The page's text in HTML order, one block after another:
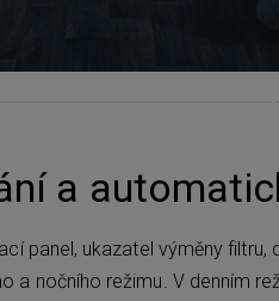
a
panel, ukazatel výměny filtru,
a nočního režimu. V denním